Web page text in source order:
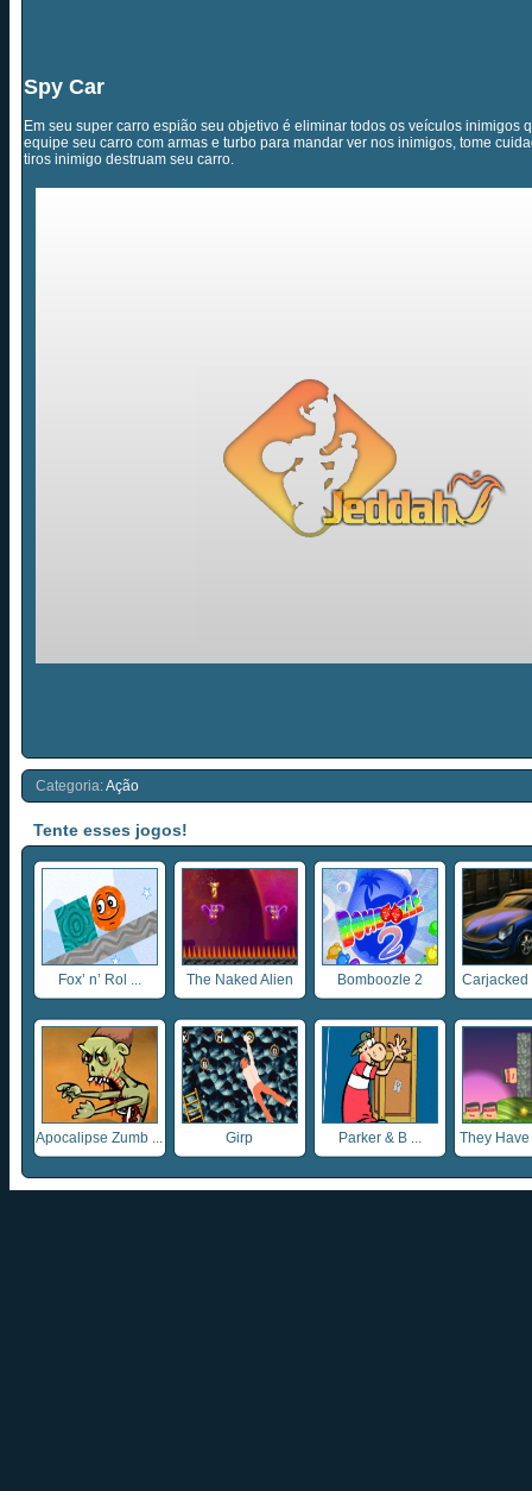
Spy Car
Em seu super carro espião seu objetivo é eliminar todos os veículos inimigos
equipe seu carro com armas e turbo para mandar ver nos inimigos, tome
tiros inimigo destruam seu carro.
Categoria:Ação
Tente esses jogos!
Fox’ n’ Rol ... The Naked Alien Bomboozle 2 Carjacked
Apocalipse Zumb ... Girp Parker & B ... They Have